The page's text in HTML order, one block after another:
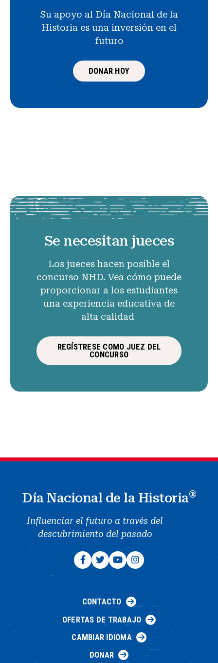
Su apoyo al Día Nacional de la
Historia es una inversión en el
futuro
DONAR HOY
Se necesitan jueces
Los jueces hacen posible el
concurso NHD. Vea cómo puede
proporcionar a los estudiantes
una experiencia educativa de
alta calidad
REGÍSTRESE COMO JUEZ DEL
CONCURSO
Día Nacional de la Historia®
Influenciar el futuro a través del
descubrimiento del pasado
CONTACTO
OFERTAS DE TRABAJO
CAMBIAR IDIOMA
DONAR